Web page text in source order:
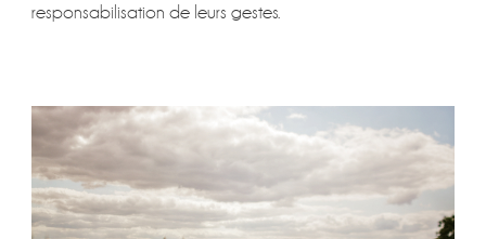
responsabilisation de leurs gestes.